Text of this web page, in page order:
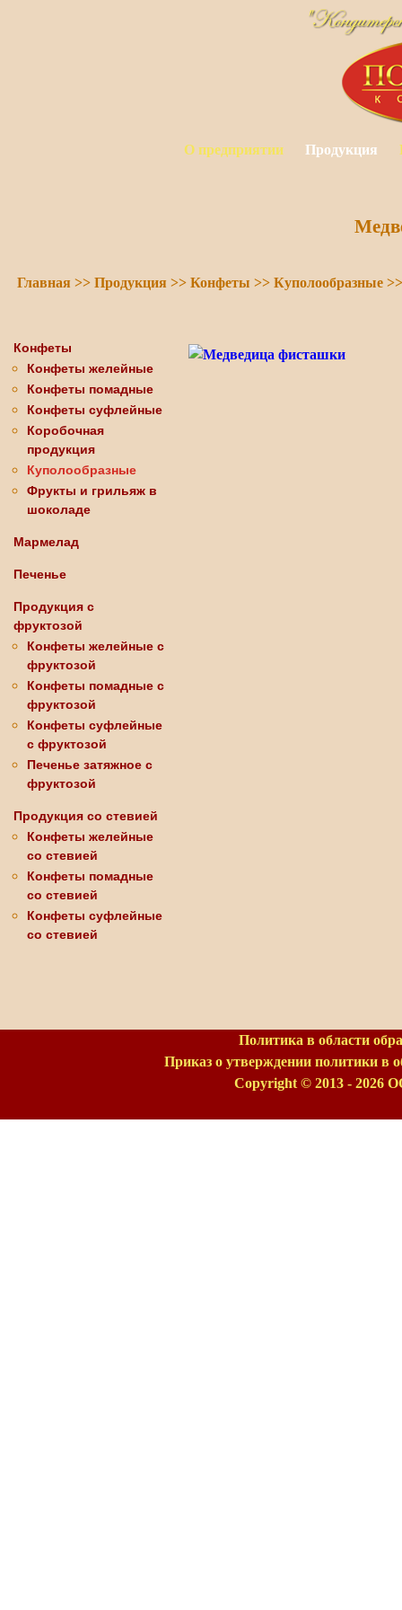
О предприятии Продукция
Главная >> Продукция >> Конфеты >> Куполообразные >>
Конфеты
Конфеты желейные
Конфеты помадные
Конфеты суфлейные
Коробочная
продукция
Куполообразные
Фрукты и грильяж в
шоколаде
Мармелад
Печенье
Продукция с
фруктозой
Конфеты желейные с
фруктозой
Конфеты помадные с
фруктозой
Конфеты суфлейные
с фруктозой
Печенье затяжное с
фруктозой
Продукция со стевией
Конфеты желейные
со стевией
Конфеты помадные
со стевией
Конфеты суфлейные
со стевией
Политика в области
Приказ о утверждении политики в
Copyright © 2013 - 2026